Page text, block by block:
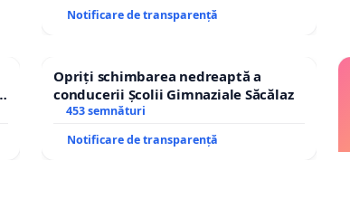
ROGOJAN
Notificare de transparență
Opriți schimbarea nedreaptă a
conducerii Școlii Gimnaziale Săcălaz
453 semnături
Notificare de transparență